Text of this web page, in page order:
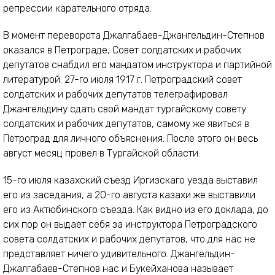
репрессии карательного отряда.
В момент переворота Джалгабаев-Джангельдин-Степнов
оказался в Петрограде, Совет солдатских и рабочих
депутатов снабдил его мандатом инструктора и партийной
литературой. 27-го июля 1917 г. Петроградский совет
солдатских и рабочих депутатов телеграфировал
Джангельдину сдать свой мандат тургайскому совету
солдатских и рабочих депутатов, самому же явиться в
Петроград для личного объяснения. После этого он весь
август месяц провел в Тургайской области.
15-го июля казахский съезд Иргизскаго уезда выставил
его из заседания, а 20-го августа казахи же выставили
его из Актюбинского съезда. Как видно из его доклада, до
сих пор он выдает себя за инструктора Петроградского
совета солдатских и рабочих депутатов, что для нас не
представляет ничего удивительного. Джангельдин-
Джалгабаев-Степнов нас и Букейханова называет